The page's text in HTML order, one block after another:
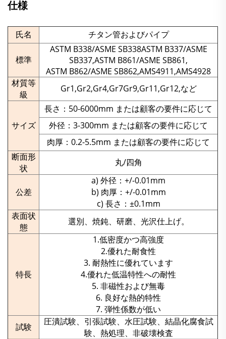
仕様
氏名 チタン管およびパイプ
標準
ASTM B338/ASME SB338ASTM B337/ASME
SB337,ASTM B861/ASME SB861,
ASTM B862/ASME SB862,AMS4911,AMS4928
材質等
級
Gr1,Gr2,Gr4,Gr7Gr9,Gr11,Gr12,など
サイズ
長さ：50-6000mm または顧客の要件に応じて
外径：3-300mm または顧客の要件に応じて
肉厚：0.2-5.5mm または顧客の要件に応じて
断面形
状
丸/四角
公差
a) 外径：+/-0.01mm
b) 肉厚：+/-0.01mm
c) 長さ：±0.1mm
表面状
態
選別、焼鈍、研磨、光沢仕上げ。
特長
1.低密度かつ高強度
2.優れた耐食性
3. 耐熱性に優れています
4.優れた低温特性への耐性
5. 非磁性および無毒
6. 良好な熱的特性
7. 弾性係数が低い
試験
圧潰試験、引張試験、水圧試験、結晶化腐食試
験、熱処理、非破壊検査